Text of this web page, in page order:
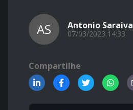
AS Antonio Saraiva
07/03/2023 14:33
Compartilhe